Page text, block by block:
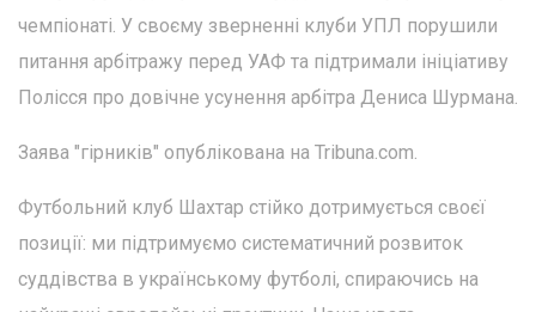
чемпіонаті. У своєму зверненні клуби УПЛ порушили
питання арбітражу перед УАФ та підтримали ініціативу
Полісся про довічне усунення арбітра Дениса Шурмана.
Заява "гірників" опублікована на Tribuna.com.
Футбольний клуб Шахтар стійко дотримується своєї
позиції: ми підтримуємо систематичний розвиток
суддівства в українському футболі, спираючись на